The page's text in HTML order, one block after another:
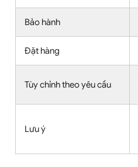
Bảo hành
Đặt hàng
Tùy chỉnh theo yêu cầu
Lưu ý